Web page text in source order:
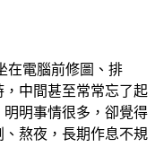
在電腦前修圖、排
中間甚至常常忘了起
明事情很多，卻覺得
熬夜，長期作息不規